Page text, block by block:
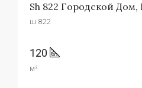
Sh 822 Городской
ш 822
120
м²